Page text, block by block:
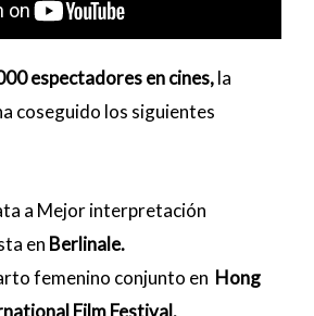
espectadores en cines,la
coseguido los siguientes
a Mejor interpretación
en Berlinale.
femenino conjunto en Hong